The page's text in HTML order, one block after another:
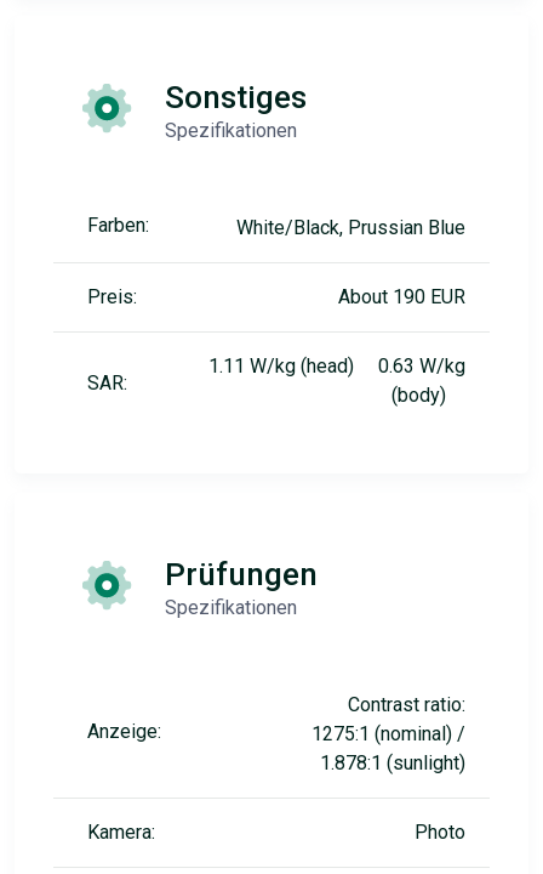
Sonstiges
Spezifikationen
Farben: White/Black, Prussian Blue
Preis: About 190 EUR
SAR:
1.11 W/kg (head) 0.63 W/kg
(body)
Prüfungen
Spezifikationen
Anzeige:
Contrast ratio:
1275:1 (nominal) /
1.878:1 (sunlight)
Kamera: Photo